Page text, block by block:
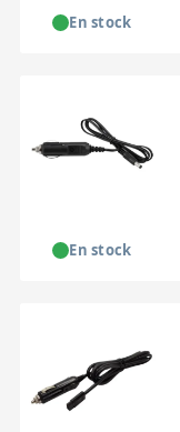
En stock
En stock